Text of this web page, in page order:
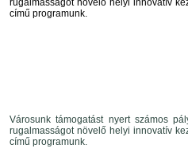
rugalmasságot növelő helyi innovatív
című programunk.
Városunk támogatást nyert számos
rugalmasságot növelő helyi innovatív
című programunk.